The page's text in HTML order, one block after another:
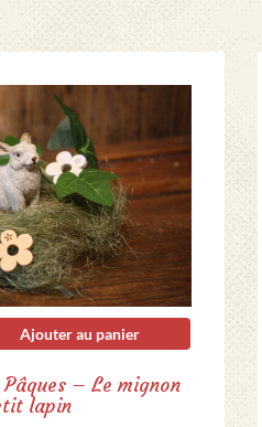
Ajouter au panier
– Le mignon
lapin